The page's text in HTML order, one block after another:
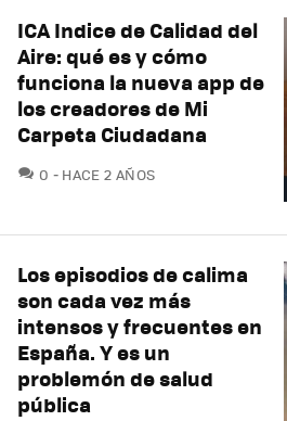
ICA Indice de Calidad del
Aire: qué es y cómo
funciona la nueva app de
los creadores de Mi
Carpeta Ciudadana
0 COMENTARIOS
HACE 2 AÑOS
Los episodios de calima
son cada vez más
intensos y frecuentes en
España. Y es un
problemón de salud
pública